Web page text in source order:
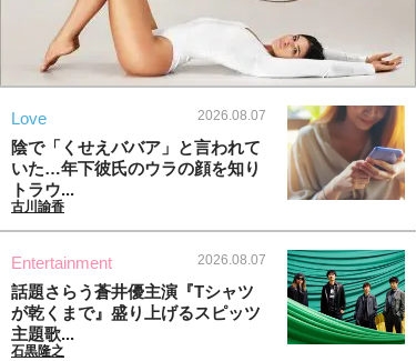
Love 2026.08.07
陰で「くせえババア」と言われて
いた…年下彼氏のウラの顔を知り
トラウ...
古川諭香
Entertainment 2026.08.07
話題さらう蒼井優主演『Tシャツ
が乾くまで』盛り上げるスピッツ
主題歌...
石黒隆之